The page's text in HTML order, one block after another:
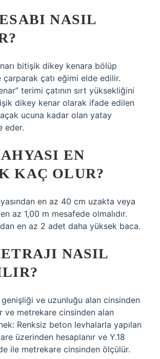
NASIL
bitişik dikey kenara bölüp
çarparak çatı eğimi elde edilir.
terimi çatının sırt yüksekliğini
dikey kenar olarak ifade edilen
ucuna kadar olan yatay
eder.
EN
KAÇ OLUR?
en az 40 cm uzakta veya
az 1,00 m mesafede olmalıdır.
en az 2 adet daha yüksek baca.
NASIL
ve uzunluğu alan cinsinden
ve metrekare cinsinden alan
Renksiz beton levhalarla yapılan
üzerinden hesaplanır ve Y.18
ile metrekare cinsinden ölçülür.